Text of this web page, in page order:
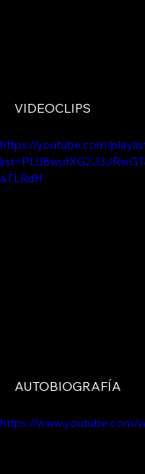
VIDEOCLIPS
https://youtube.com/
aTLRdH
AUTOBIOGRAFÍA
https://www.youtube.com/